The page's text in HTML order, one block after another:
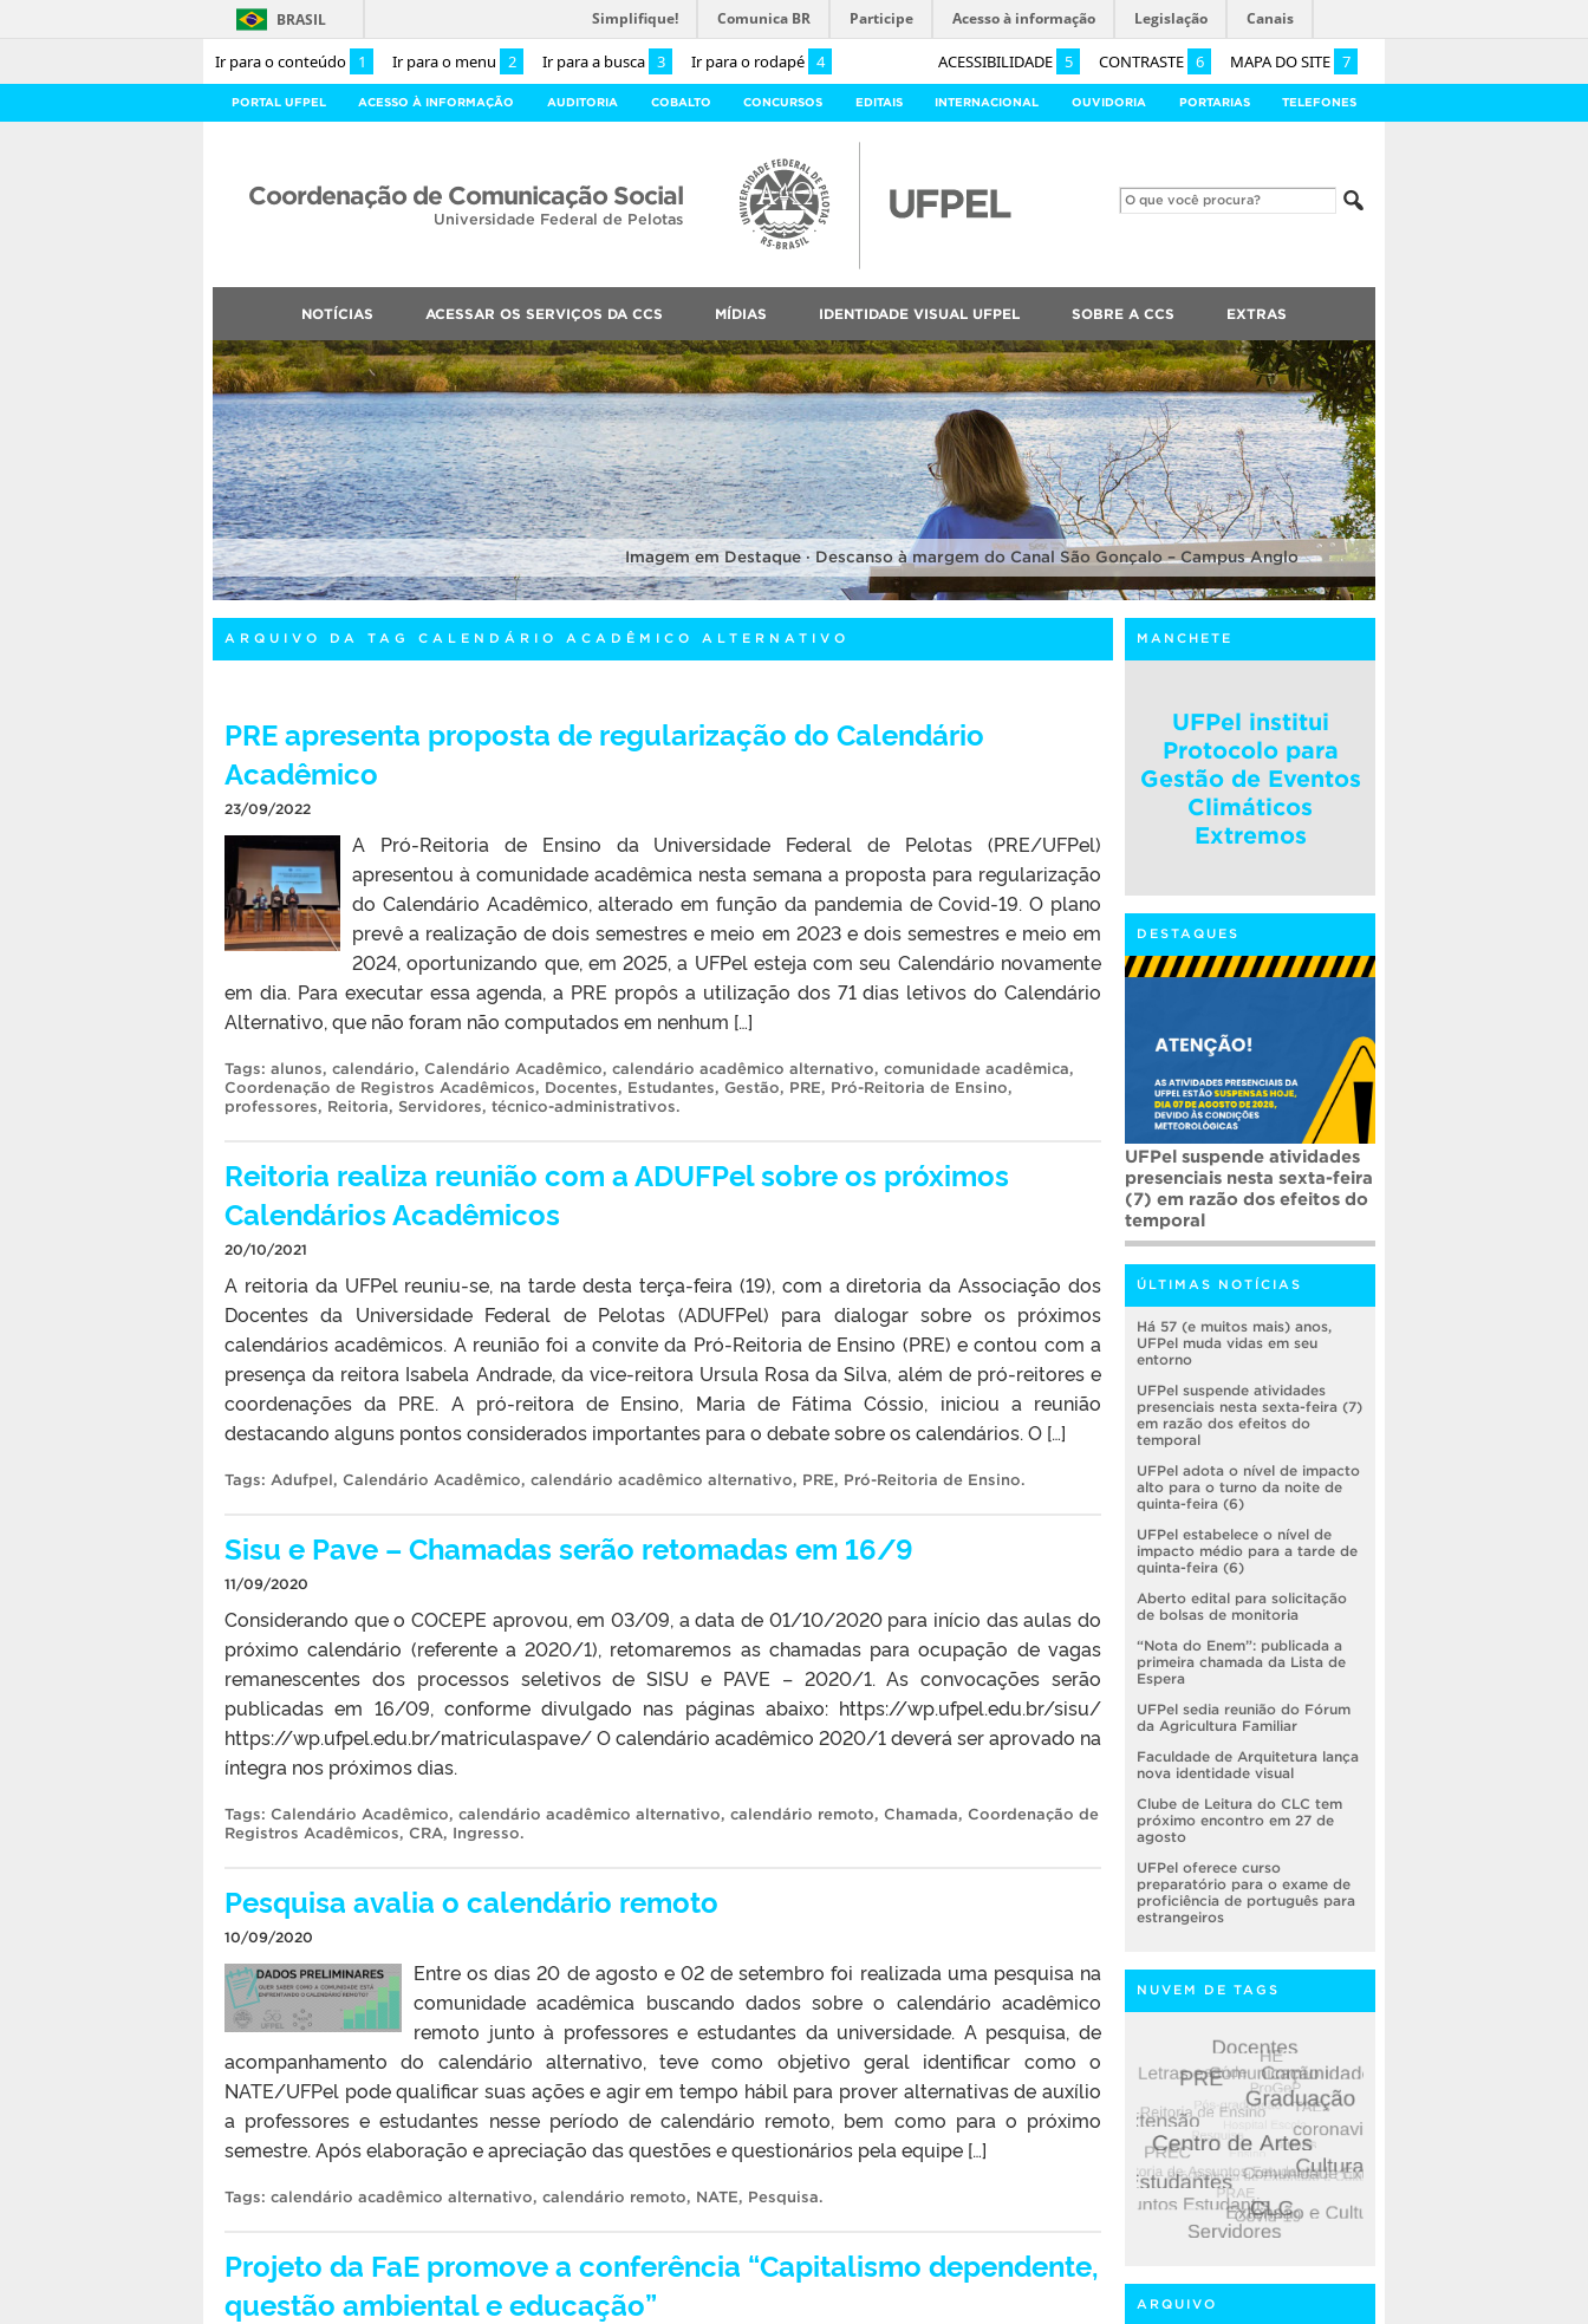
Ir para o conteúdo 1 Ir para o menu 2 Ir para a busca 3 Ir para o rodapé 4 ACESSIBILIDADE 5 CONTRASTE 6 MAPA DO SITE 7
BRASIL Simplifique! Comunica BR Participe Acesso à informação Legislação Canais
PORTAL UFPEL ACESSO À INFORMAÇÃO AUDITORIA COBALTO CONCURSOS EDITAIS INTERNACIONAL OUVIDORIA PORTARIAS TELEFONES
Coordenação de Comunicação Social
Universidade Federal de Pelotas
NOTÍCIAS ACESSAR OS SERVIÇOS DA CCS MÍDIAS IDENTIDADE VISUAL UFPEL SOBRE A CCS EXTRAS
Imagem em Destaque · Descanso à margem do Canal São Gonçalo – Campus Anglo
ARQUIVO DA TAG CALENDÁRIO ACADÊMICO ALTERNATIVO
PRE apresenta proposta de regularização do Calendário
Acadêmico
23/09/2022
A Pró-Reitoria de Ensino da Universidade Federal de Pelotas (PRE/UFPel)
apresentou à comunidade acadêmica nesta semana a proposta para regularização
do Calendário Acadêmico, alterado em função da pandemia de Covid-19. O plano
prevê a realização de dois semestres e meio em 2023 e dois semestres e meio em
2024, oportunizando que, em 2025, a UFPel esteja com seu Calendário novamente
em dia. Para executar essa agenda, a PRE propôs a utilização dos 71 dias letivos do Calendário
Alternativo, que não foram não computados em nenhum […]
Tags: alunos, calendário, Calendário Acadêmico, calendário acadêmico alternativo, comunidade acadêmica,
Coordenação de Registros Acadêmicos, Docentes, Estudantes, Gestão, PRE, Pró-Reitoria de Ensino,
professores, Reitoria, Servidores, técnico-administrativos.
Reitoria realiza reunião com a ADUFPel sobre os próximos
Calendários Acadêmicos
20/10/2021
A reitoria da UFPel reuniu-se, na tarde desta terça-feira (19), com a diretoria da Associação dos
Docentes da Universidade Federal de Pelotas (ADUFPel) para dialogar sobre os próximos
calendários acadêmicos. A reunião foi a convite da Pró-Reitoria de Ensino (PRE) e contou com a
presença da reitora Isabela Andrade, da vice-reitora Ursula Rosa da Silva, além de pró-reitores e
coordenações da PRE. A pró-reitora de Ensino, Maria de Fátima Cóssio, iniciou a reunião
destacando alguns pontos considerados importantes para o debate sobre os calendários. O […]
Tags: Adufpel, Calendário Acadêmico, calendário acadêmico alternativo, PRE, Pró-Reitoria de Ensino.
Sisu e Pave – Chamadas serão retomadas em 16/9
11/09/2020
Considerando que o COCEPE aprovou, em 03/09, a data de 01/10/2020 para início das aulas do
próximo calendário (referente a 2020/1), retomaremos as chamadas para ocupação de vagas
remanescentes dos processos seletivos de SISU e PAVE – 2020/1. As convocações serão
publicadas em 16/09, conforme divulgado nas páginas abaixo: https://wp.ufpel.edu.br/sisu/
https://wp.ufpel.edu.br/matriculaspave/ O calendário acadêmico 2020/1 deverá ser aprovado na
íntegra nos próximos dias.
Tags: Calendário Acadêmico, calendário acadêmico alternativo, calendário remoto, Chamada, Coordenação de
Registros Acadêmicos, CRA, Ingresso.
Pesquisa avalia o calendário remoto
10/09/2020
Entre os dias 20 de agosto e 02 de setembro foi realizada uma pesquisa na
comunidade acadêmica buscando dados sobre o calendário acadêmico
remoto junto à professores e estudantes da universidade. A pesquisa, de
acompanhamento do calendário alternativo, teve como objetivo geral identificar como o
NATE/UFPel pode qualificar suas ações e agir em tempo hábil para prover alternativas de auxílio
a professores e estudantes nesse período de calendário remoto, bem como para o próximo
semestre. Após elaboração e apreciação das questões e questionários pela equipe […]
Tags: calendário acadêmico alternativo, calendário remoto, NATE, Pesquisa.
Projeto da FaE promove a conferência “Capitalismo dependente,
questão ambiental e educação”
MANCHETE
UFPel institui
Protocolo para
Gestão de Eventos
Climáticos
Extremos
DESTAQUES
UFPel suspende atividades
presenciais nesta sexta-feira
(7) em razão dos efeitos do
temporal
ÚLTIMAS NOTÍCIAS
Há 57 (e muitos mais) anos,
UFPel muda vidas em seu
entorno
UFPel suspende atividades
presenciais nesta sexta-feira (7)
em razão dos efeitos do
temporal
UFPel adota o nível de impacto
alto para o turno da noite de
quinta-feira (6)
UFPel estabelece o nível de
impacto médio para a tarde de
quinta-feira (6)
Aberto edital para solicitação
de bolsas de monitoria
“Nota do Enem”: publicada a
primeira chamada da Lista de
Espera
UFPel sedia reunião do Fórum
da Agricultura Familiar
Faculdade de Arquitetura lança
nova identidade visual
Clube de Leitura do CLC tem
próximo encontro em 27 de
agosto
UFPel oferece curso
preparatório para o exame de
proficiência de português para
estrangeiros
NUVEM DE TAGS
ARQUIVO